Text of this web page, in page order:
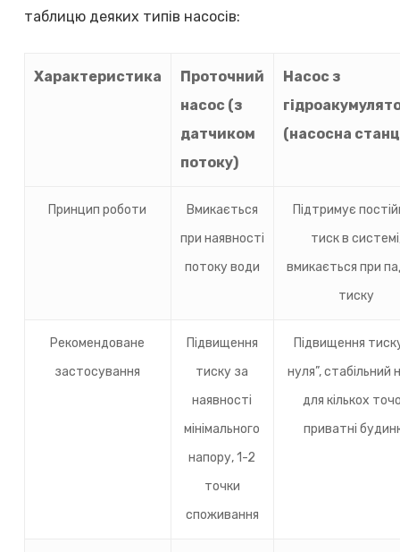
таблицю деяких типів насосів:
Характеристика
Проточний
насос (з
датчиком
потоку)
Насос з
(насосна
Принцип роботи
Вмикається
при наявності
потоку води
Підтримує
тиск в
вмикається при
тиску
Рекомендоване
застосування
Підвищення
тиску за
наявності
мінімального
напору, 1-2
точки
споживання
Підвищення
нуля”, стабільний
для кількох
приватні